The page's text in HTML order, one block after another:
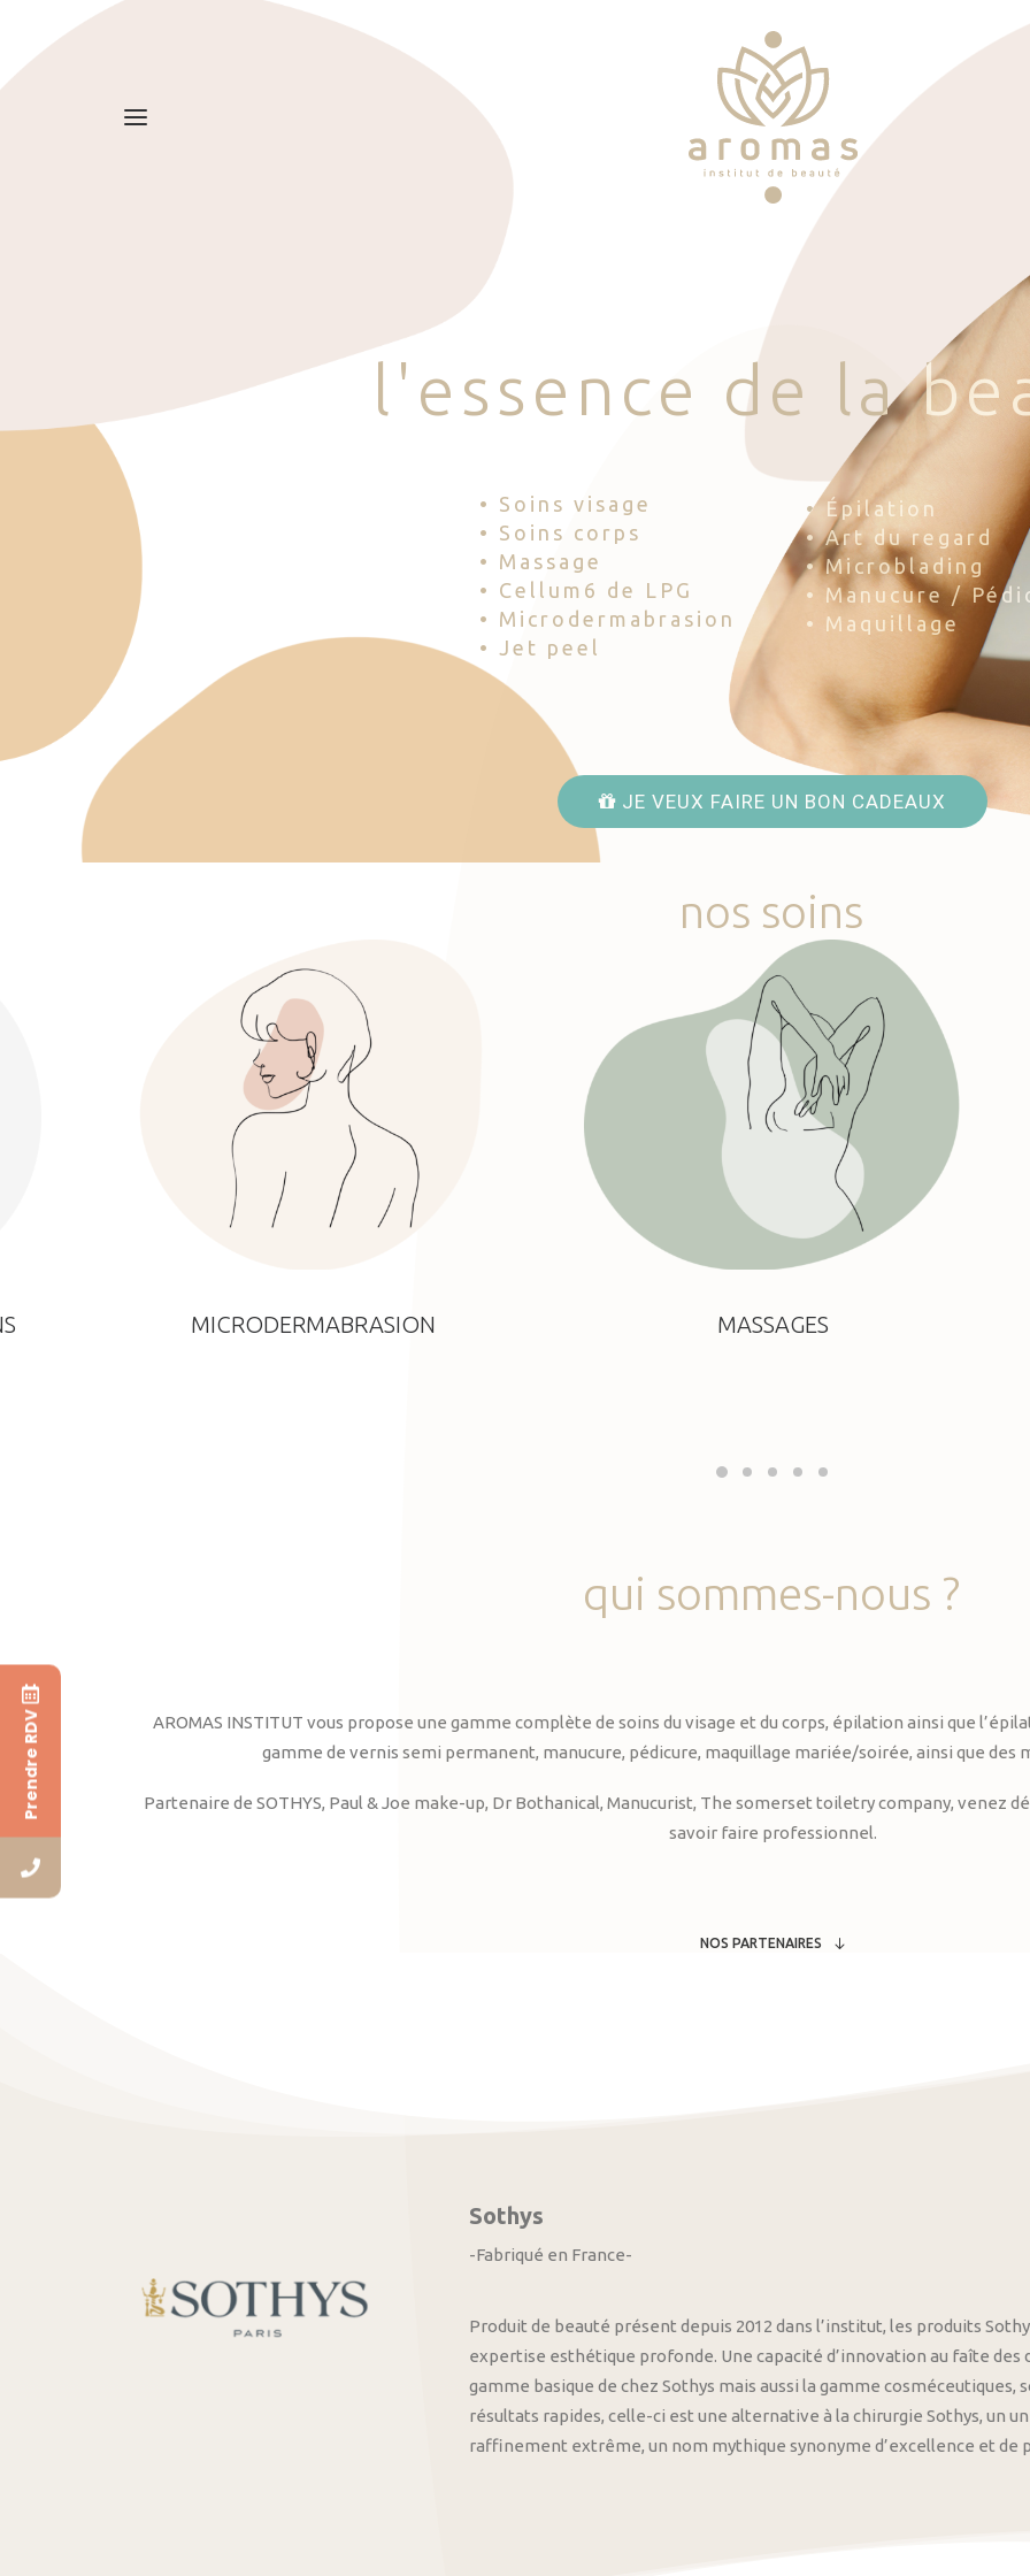
l 'esse nce d e la be
• Soins visage
• Soins corps
• Massage
• Cellum6 de LPG
• Microdermabrasion
• Jet peel
• Épilation
• Art du regard
• Microblading
• Manucure /
• Maquillage
JE VEUX FAIRE UN BON CADEAUX
nos soins
MICRODERMABRASION MASSAGES
qui sommes-nous ?
AROMAS INSTITUT vous propose une gamme complète de soins du visage et du corps, épilation ainsi que
gamme de vernis semi permanent, manucure, pédicure, maquillage mariée/soirée, ainsi que des
Partenaire de SOTHYS, Paul & Joe make-up, Dr Bothanical, Manucurist, The somerset toiletry company, venez
savoir faire professionnel.
NOS PARTENAIRES
Sothys
-Fabriqué en France-
Produit de beauté présent depuis 2012 dans l’institut, les produits
expertise esthétique profonde. Une capacité d’innovation au faîte
gamme basique de chez Sothys mais aussi la gamme
résultats rapides, celle-ci est une alternative à la chirurgie Sothys, un
raffinement extrême, un nom mythique synonyme d’excellence et de
Prendre RDV